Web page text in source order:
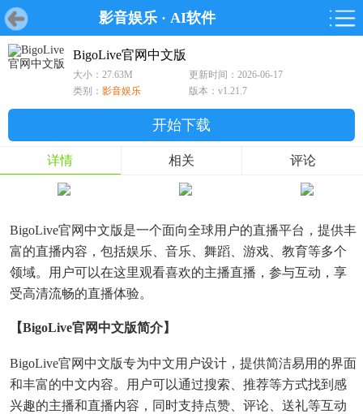
影音娱乐 · AI软件
首页 游戏 软件
首页 游戏 软件 鸿蒙
游戏
鸿蒙
软件
专题
BigoLive官网中文版
大小：27.63M
更新时间：2026-06-17
类别： 影音娱乐 版本：v1.21.7
开始下载
详情 相关 评论
BigoLive官网中文版是一个面向全球用户的直播平台，提供丰
富的直播内容，包括娱乐、音乐、舞蹈、游戏、教育等多个
领域。用户可以在这里观看喜欢的主播直播，参与互动，享
受高清流畅的直播体验。
【BigoLive官网中文版简介】
BigoLive官网中文版专为中文用户设计，提供简洁易用的界面
和丰富的中文内容。用户可以通过搜索、推荐等方式找到感
兴趣的主播和直播内容，同时支持点赞、评论、送礼等互动